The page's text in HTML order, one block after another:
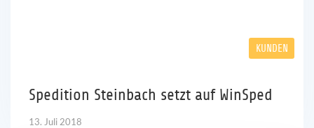
KUNDEN
Spedition Steinbach setzt auf WinSped
13. Juli 2018